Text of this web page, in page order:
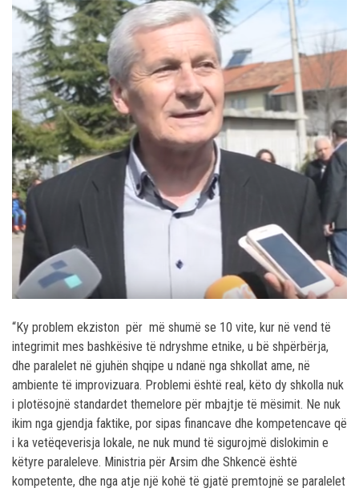
“Ky problem ekziston për më shumë se 10 vite, kur në vend të
integrimit mes bashkësive të ndryshme etnike, u bë shpërbërja,
dhe paralelet në gjuhën shqipe u ndanë nga shkollat ame, në
ambiente të improvizuara. Problemi është real, këto dy shkolla nuk
i plotësojnë standardet themelore për mbajtje të mësimit. Ne nuk
ikim nga gjendja faktike, por sipas financave dhe kompetencave që
i ka vetëqeverisja lokale, ne nuk mund të sigurojmë dislokimin e
këtyre paraleleve. Ministria për Arsim dhe Shkencë është
kompetente, dhe nga atje një kohë të gjatë premtojnë se paralelet